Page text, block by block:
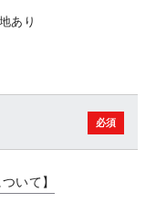
あり
いて】